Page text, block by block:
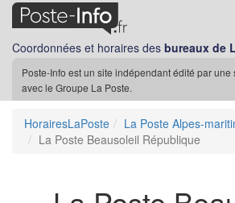
Coordonnées et horaires des bureaux de
Poste-Info est un site indépendant édité par
avec le Groupe La Poste.
HorairesLaPoste
La Poste Alpes-
La Poste Beausoleil République